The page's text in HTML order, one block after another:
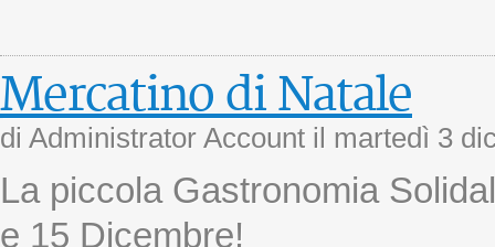
Mercatino di Natale
di Administrator Account il martedì 3
La piccola Gastronomia
e 15 Dicembre!